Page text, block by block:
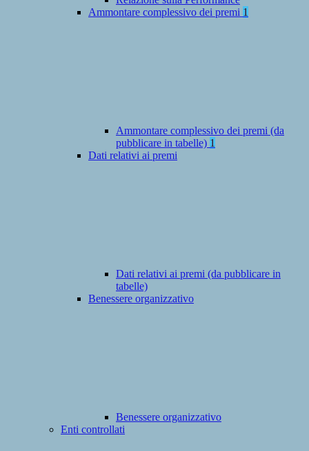
Ammontare complessivo dei premi 1
Ammontare complessivo dei premi (da
pubblicare in tabelle) 1
Dati relativi ai premi
Dati relativi ai premi (da pubblicare in
tabelle)
Benessere organizzativo
Benessere organizzativo
Enti controllati